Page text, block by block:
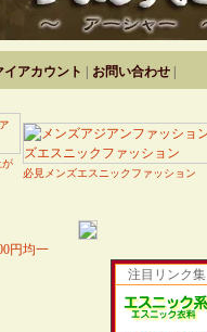
イアカウント お問い合わせ|
が
必見メンズエスニックファッション
円均一
注目リンク集